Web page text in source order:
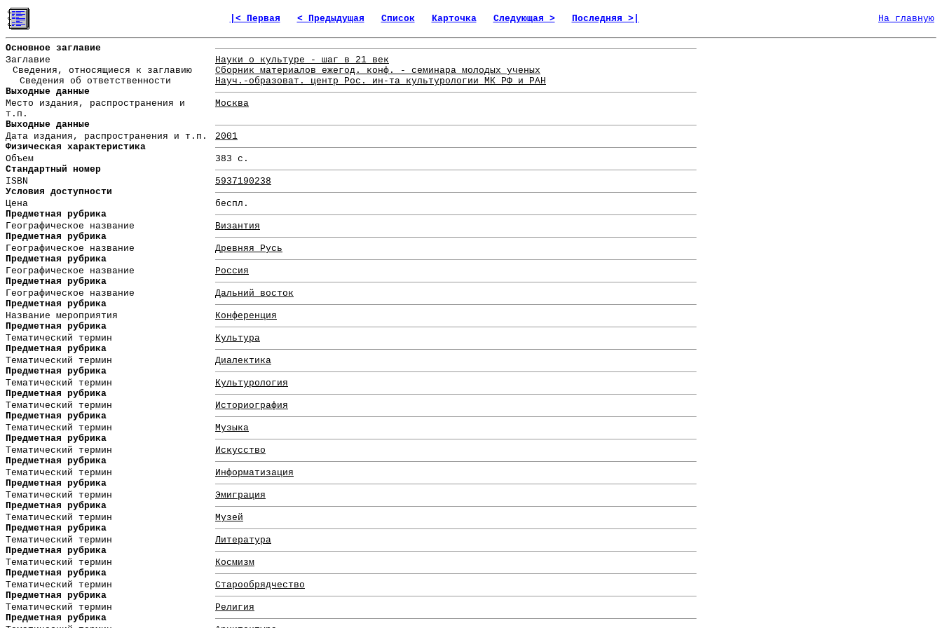
|< Первая < Предыдущая Список Карточка Следующая > Последняя >| На главную
Основное заглавие
Заглавие
Науки о культуре - шаг в 21 век
Сведения, относящиеся к заглавию
Сборник материалов ежегод. конф. - семинара молодых ученых
Сведения об ответственности
Науч.-образоват. центр Рос. ин-та культурологии МК РФ и РАН
Выходные данные
Место издания, распространения и
т.п.
Москва
Выходные данные
Дата издания, распространения и т.п.
2001
Физическая характеристика
Объем
383 с.
Стандартный номер
ISBN
5937190238
Условия доступности
Цена
беспл.
Предметная рубрика
Географическое название
Византия
Предметная рубрика
Географическое название
Древняя Русь
Предметная рубрика
Географическое название
Россия
Предметная рубрика
Географическое название
Дальний восток
Предметная рубрика
Название мероприятия
Конференция
Предметная рубрика
Тематический термин
Культура
Предметная рубрика
Тематический термин
Диалектика
Предметная рубрика
Тематический термин
Культурология
Предметная рубрика
Тематический термин
Историография
Предметная рубрика
Тематический термин
Музыка
Предметная рубрика
Тематический термин
Искусство
Предметная рубрика
Тематический термин
Информатизация
Предметная рубрика
Тематический термин
Эмиграция
Предметная рубрика
Тематический термин
Музей
Предметная рубрика
Тематический термин
Литература
Предметная рубрика
Тематический термин
Космизм
Предметная рубрика
Тематический термин
Старообрядчество
Предметная рубрика
Тематический термин
Религия
Предметная рубрика